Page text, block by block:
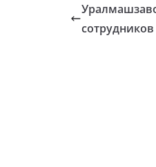
сотрудников